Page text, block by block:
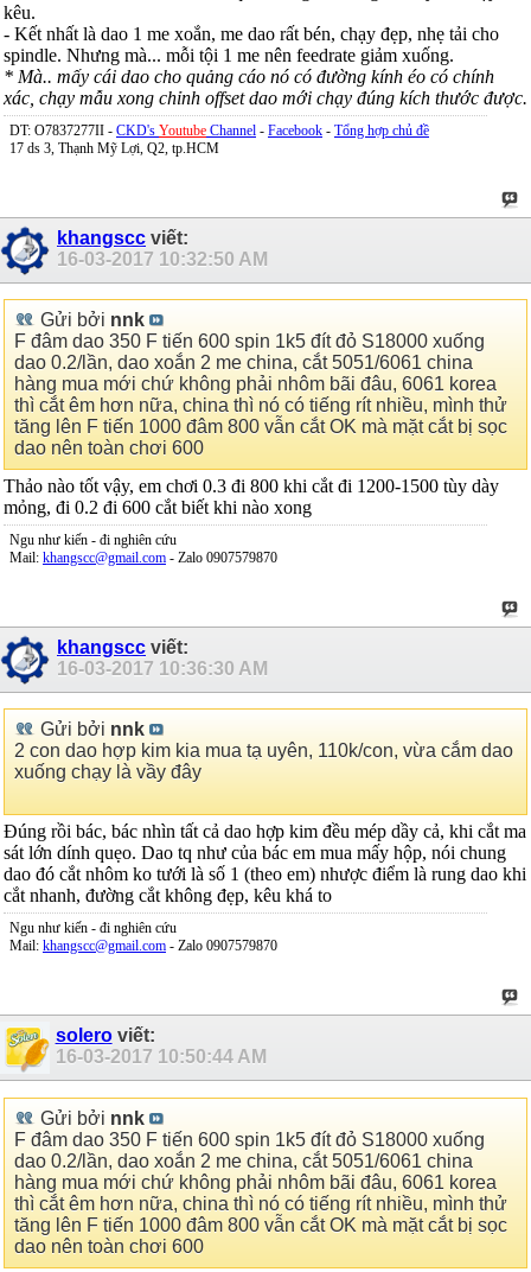
kêu.
- Kết nhất là dao 1 me xoắn, me dao rất bén, chạy đẹp, nhẹ tải cho
spindle. Nhưng mà... mỗi tội 1 me nên feedrate giảm xuống.
* Mà.. mấy cái dao cho quảng cáo nó có đường kính éo có chính
xác, chạy mẫu xong chỉnh offset dao mới chạy đúng kích thước được.
DT: O7837277II - CKD's Youtube Channel - Facebook - Tổng hợp chủ đề
17 ds 3, Thạnh Mỹ Lợi, Q2, tp.HCM
khangscc viết:
16-03-2017 10:32:50 AM
Gửi bởi nnk
F đâm dao 350 F tiến 600 spin 1k5 đít đỏ S18000 xuống
dao 0.2/lần, dao xoắn 2 me china, cắt 5051/6061 china
hàng mua mới chứ không phải nhôm bãi đâu, 6061 korea
thì cắt êm hơn nữa, china thì nó có tiếng rít nhiều, mình thử
tăng lên F tiến 1000 đâm 800 vẫn cắt OK mà mặt cắt bị sọc
dao nên toàn chơi 600
Thảo nào tốt vậy, em chơi 0.3 đi 800 khi cắt đi 1200-1500 tùy dày
mỏng, đi 0.2 đi 600 cắt biết khi nào xong
Ngu như kiến - đi nghiên cứu
Mail: khangscc@gmail.com - Zalo 0907579870
khangscc viết:
16-03-2017 10:36:30 AM
Gửi bởi nnk
2 con dao hợp kim kia mua tạ uyên, 110k/con, vừa cắm dao
xuống chạy là vầy đây
Đúng rồi bác, bác nhìn tất cả dao hợp kim đều mép dầy cả, khi cắt ma
sát lớn dính quẹo. Dao tq như của bác em mua mấy hộp, nói chung
dao đó cắt nhôm ko tưới là số 1 (theo em) nhược điểm là rung dao khi
cắt nhanh, đường cắt không đẹp, kêu khá to
Ngu như kiến - đi nghiên cứu
Mail: khangscc@gmail.com - Zalo 0907579870
soleroviết:
16-03-2017 10:50:44 AM
Gửi bởi nnk
F đâm dao 350 F tiến 600 spin 1k5 đít đỏ S18000 xuống
dao 0.2/lần, dao xoắn 2 me china, cắt 5051/6061 china
hàng mua mới chứ không phải nhôm bãi đâu, 6061 korea
thì cắt êm hơn nữa, china thì nó có tiếng rít nhiều, mình thử
tăng lên F tiến 1000 đâm 800 vẫn cắt OK mà mặt cắt bị sọc
dao nên toàn chơi 600